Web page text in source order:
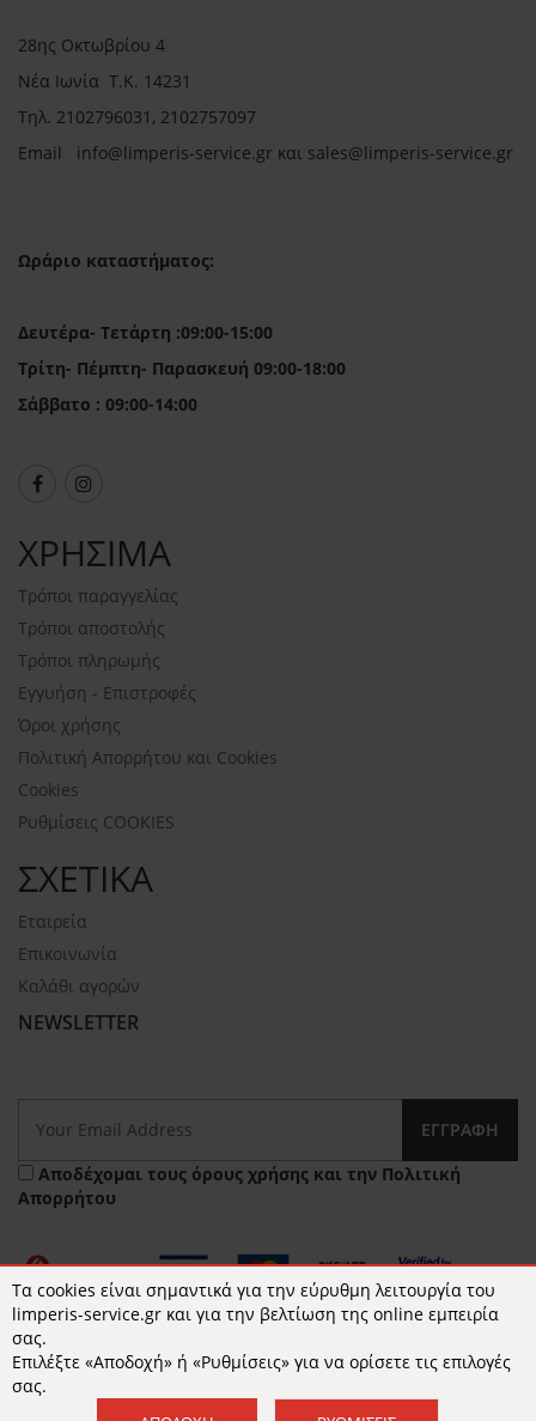
28ης Οκτωβρίου 4
Νέα Ιωνία Τ.Κ. 14231
Τηλ. 2102796031, 2102757097
Email info@limperis-service.gr και sales@limperis-service.gr
Ωράριο καταστήματος:
Δευτέρα- Τετάρτη :09:00-15:00
Τρίτη- Πέμπτη- Παρασκευή 09:00-18:00
Σάββατο : 09:00-14:00
ΧΡΗΣΙΜΑ
Τρόποι παραγγελίας
Τρόποι αποστολής
Τρόποι πληρωμής
Εγγυήση - Επιστροφές
Όροι χρήσης
Πολιτική Απορρήτου και Cookies
Cookies
Ρυθμίσεις COOKIES
ΣΧΕΤΙΚΑ
Εταιρεία
Επικοινωνία
Καλάθι αγορών
NEWSLETTER
ΕΓΓΡΑΦΉ
Αποδέχομαι τους όρους χρήσης και την Πολιτική
Απορρήτου
© 2026 limperis-service.gr | Κατασκευή ιστοσελίδων -
www.qualityweb.gr
Τα cookies είναι σημαντικά για την εύρυθμη λειτουργία του
limperis-service.gr και για την βελτίωση της online εμπειρία
σας.
Επιλέξτε «Αποδοχή» ή «Ρυθμίσεις» για να ορίσετε τις επιλογές
σας.